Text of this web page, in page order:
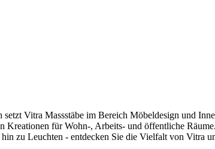
setzt Vitra Massstäbe im Bereich Möbeldesign und
Kreationen für Wohn-, Arbeits- und öffentliche
zu Leuchten - entdecken Sie die Vielfalt von Vitra